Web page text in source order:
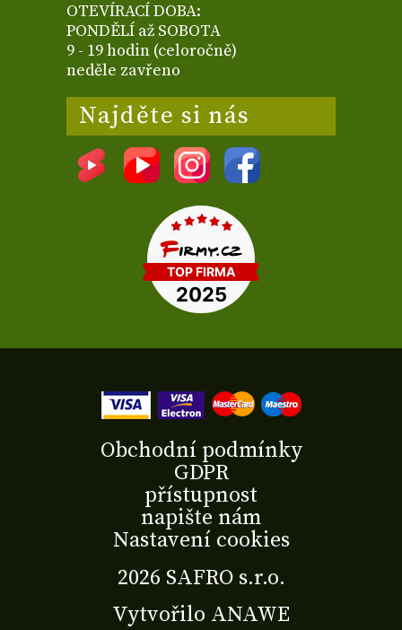
OTEVÍRACÍ DOBA:
PONDĚLÍ až SOBOTA
9 - 19 hodin (celoročně)
neděle zavřeno
Najděte si nás
2026 SAFRO s.r.o.
Vytvořilo ANAWE
Obchodní podmínky
GDPR
přístupnost
napište nám
Nastavení cookies